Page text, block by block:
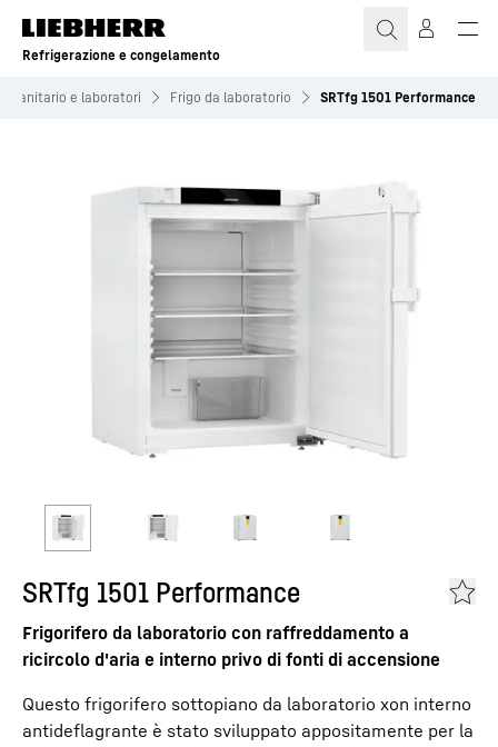
Refrigerazione e congelamento
sanitario e laboratori Frigo da laboratorio SRTfg 1501 Performance
SRTfg 1501 Performance
Frigorifero da laboratorio con raffreddamento a
ricircolo d'aria e interno privo di fonti di accensione
Questo frigorifero sottopiano da laboratorio xon interno
antideflagrante è stato sviluppato appositamente per la